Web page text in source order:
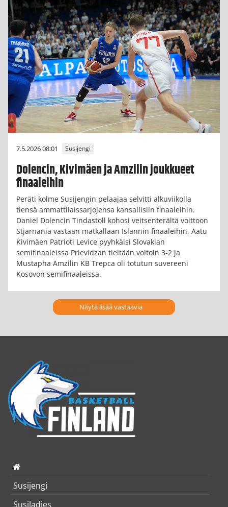
7.5.2026 08:01 Susijengi
Dolencin, Kivimäen ja Amzilin joukkueet
finaaleihin
Peräti kolme Susijengin pelaajaa selvitti alkuviikolla
tiensä ammattilaissarjojensa kansallisiin finaaleihin.
Daniel Dolencin Tindastoll kohosi veitsenterältä voittoon
Stjarnania vastaan matkallaan Islannin finaaleihin, Aatu
Kivimäen Patrioti Levice pyyhkäisi Slovakian
semifinaaleissa Prievidzan tieltään voitoin 3-2 ja
Mustapha Amzilin KB Trepca oli totutun suvereeni
Kosovon semifinaaleissa.
Näytä lisää vastaavia
Susijengi
Susiladies